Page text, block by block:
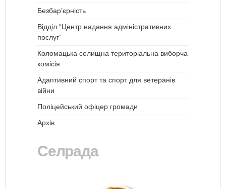
Безбар’єрність
Відділ “Центр надання адміністративних
послуг”
Коломацька селищна територіальна виборча
комісія
Адаптивний спорт та спорт для ветеранів
війни
Поліцейський офіцер громади
Архів
Селрада